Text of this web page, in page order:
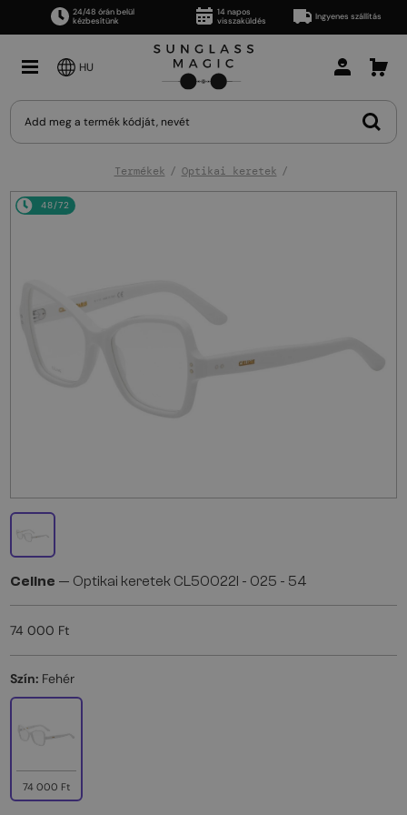
24/48 órán belül
kézbesítünk
14 napos
visszaküldés
Ingyenes szállítás
HU
Termékek Optikai keretek
48/72
Celine — Optikai keretek CL50022I - 025 - 54
74 000 Ft
Szín: Fehér
74 000 Ft